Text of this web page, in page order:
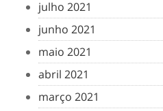
julho 2021
junho 2021
maio 2021
abril 2021
março 2021